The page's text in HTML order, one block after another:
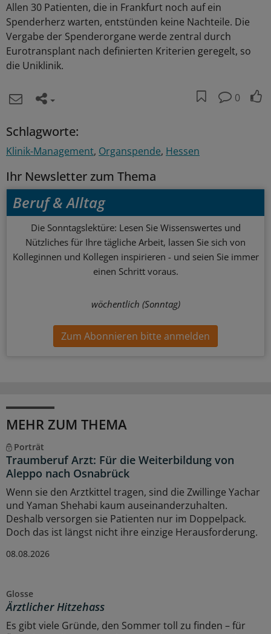
Allen 30 Patienten, die in Frankfurt noch auf ein
Spenderherz warten, entstünden keine Nachteile. Die
Vergabe der Spenderorgane werde zentral durch
Eurotransplant nach definierten Kriterien geregelt, so
die Uniklinik.
0
Schlagworte:
Klinik-Management Organspende Hessen
Ihr Newsletter zum Thema
Beruf & Alltag
Die Sonntagslektüre: Lesen Sie Wissenswertes und
Nützliches für Ihre tägliche Arbeit, lassen Sie sich von
Kolleginnen und Kollegen inspirieren - und seien Sie immer
einen Schritt voraus.
wöchentlich (Sonntag)
Zum Abonnieren bitte anmelden
MEHR ZUM THEMA
Porträt
Traumberuf Arzt: Für die Weiterbildung von
Aleppo nach Osnabrück
Wenn sie den Arztkittel tragen, sind die Zwillinge Yachar
und Yaman Shehabi kaum auseinanderzuhalten.
Deshalb versorgen sie Patienten nur im Doppelpack.
Doch das ist längst nicht ihre einzige Herausforderung.
08.08.2026
Glosse
Ärztlicher Hitzehass
Es gibt viele Gründe, den Sommer toll zu finden – für